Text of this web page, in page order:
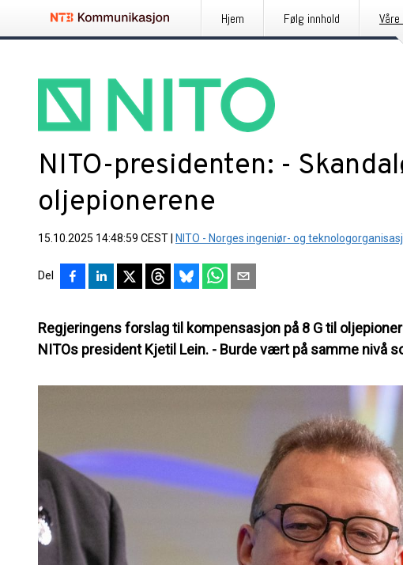
Hjem Følg innhold
NITO-presidenten: -
oljepionerene
15.10.2025 14:48:59 CEST NITO - Norges ingeniør- og
Del
Regjeringens forslag til kompensasjon på 8 G til
NITOs president Kjetil Lein. - Burde vært på samme nivå